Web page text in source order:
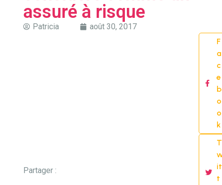
assuré à risque
Patricia août 30, 2017
Partager :
F
a
c
e
b
o
o
k
T
it
t